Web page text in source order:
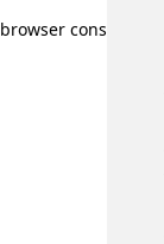
browser console for